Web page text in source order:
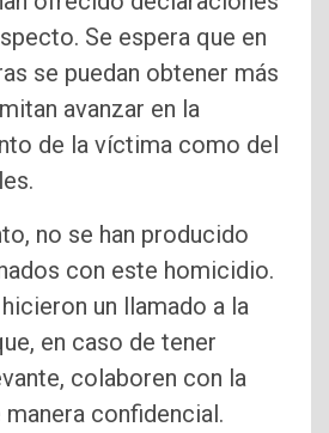
Se espera que en
se puedan obtener más
avanzar en la
de la víctima como del
no se han producido
con este homicidio.
un llamado a la
en caso de tener
colaboren con la
confidencial.